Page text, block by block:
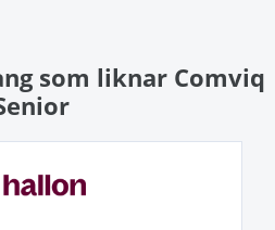
som liknar Comviq